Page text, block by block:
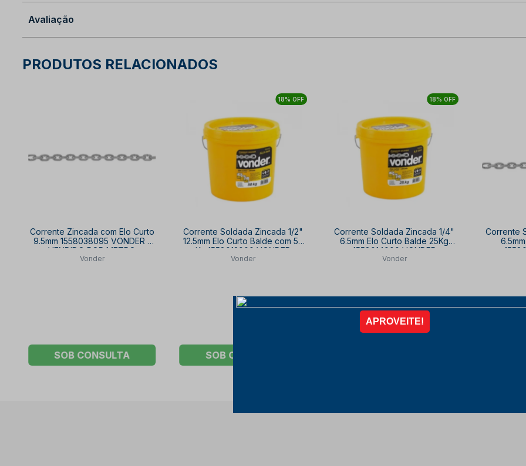
Avaliação
PRODUTOS RELACIONADOS
Corrente Zincada com Elo Curto
9.5mm 1558038095 VONDER -
VENDIDO POR METRO
Vonder
SOB CONSULTA
18% OFF
Corrente Soldada Zincada 1/2"
12.5mm Elo Curto Balde com 50
Kg 1558012000 VONDER
Vonder
SOB CONSULTA
18% OFF
Corrente Soldada Zincada 1/4"
6.5mm Elo Curto Balde 25Kg
1558014000 VONDER
Vonder
Corrente